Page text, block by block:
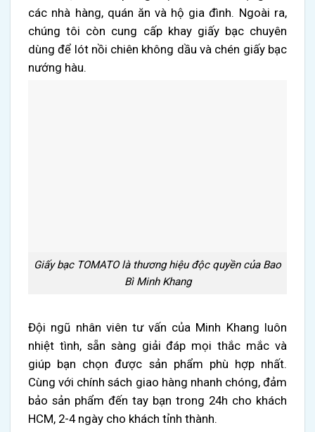
các nhà hàng, quán ăn và hộ gia đình. Ngoài ra,
chúng tôi còn cung cấp khay giấy bạc chuyên
dùng để lót nồi chiên không dầu và chén giấy bạc
nướng hàu.
Giấy bạc TOMATO là thương hiệu độc quyền của Bao
Bì Minh Khang
Đội ngũ nhân viên tư vấn của Minh Khang luôn
nhiệt tình, sẵn sàng giải đáp mọi thắc mắc và
giúp bạn chọn được sản phẩm phù hợp nhất.
Cùng với chính sách giao hàng nhanh chóng, đảm
bảo sản phẩm đến tay bạn trong 24h cho khách
HCM, 2-4 ngày cho khách tỉnh thành.